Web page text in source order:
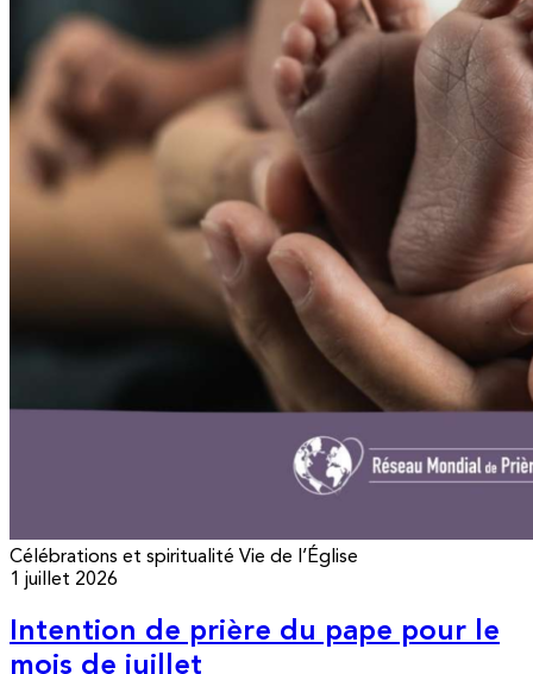
Célébrations et spiritualité Vie de l’Église
1 juillet 2026
Intention de prière du pape pour le
mois de juillet